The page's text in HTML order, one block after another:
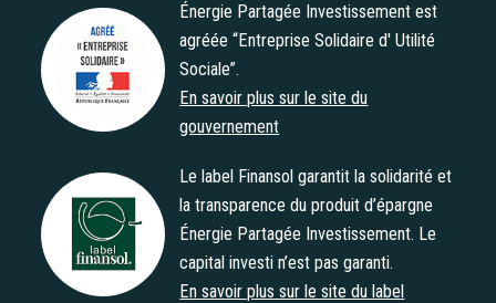
Agrément "Entreprise Solidaire d' Utilité Sociale"
Énergie Partagée Investissement est
agréée “Entreprise Solidaire d' Utilité
Sociale”.
En savoir plus sur le site du
gouvernement
Label Finansol
Le label Finansol garantit la solidarité et
la transparence du produit d’épargne
Énergie Partagée Investissement. Le
capital investi n’est pas garanti.
En savoir plus sur le site du label